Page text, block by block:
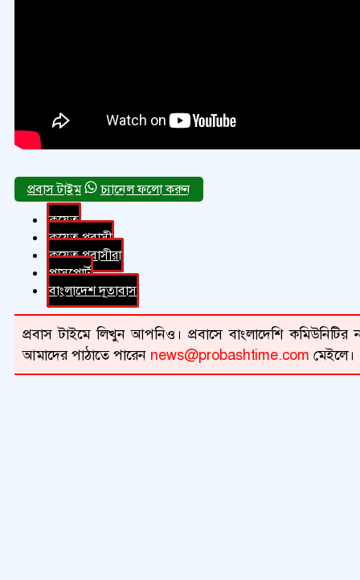
চ্যানেল ফলো করুন
কুয়েত
কুয়েত প্রবাসী
কুয়েত প্রবাসীরা
পাসপোর্ট
বাংলাদেশ দূতাবাস
প্রবাস টাইমে লিখুন আপনিও। প্রবাসে বাংলাদেশি
আমাদের পাঠাতে পারেন news@probashtime.com মেইলে।